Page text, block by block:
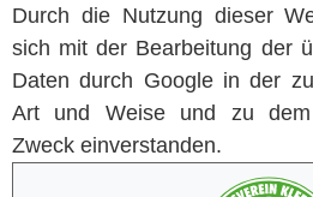
Durch die Nutzung dieser
sich mit der Bearbeitung der
Daten durch Google in der
Art und Weise und zu dem
Zweck einverstanden.